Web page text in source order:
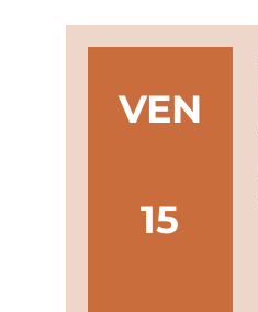
VEN
15